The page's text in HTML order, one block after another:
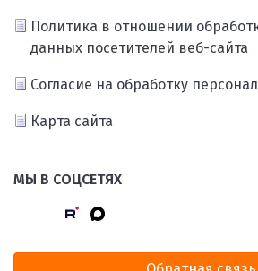
Политика в отношении
данных посетителей веб-сайта
Согласие на обработку
Карта сайта
МЫ В СОЦСЕТЯХ